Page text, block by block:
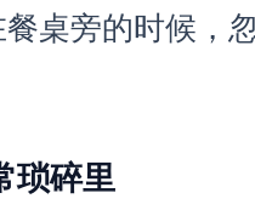
桌旁的时候，
琐碎里